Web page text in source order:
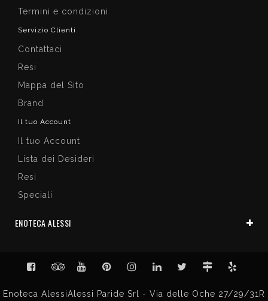
Termini e condizioni
Servizio Clienti
Contattaci
Resi
Mappa del Sito
Brand
Il tuo Account
Il tuo Account
Lista dei Desideri
Resi
Speciali
ENOTECA ALESSI
Enoteca AlessiAlessi Paride Srl - Via delle Oche 27/29/31R